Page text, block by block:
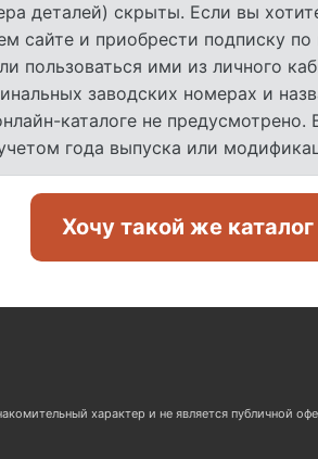
деталей) скрыты. Если вы
сайте и приобрести подписку
пользоваться ими из личного
заводских номерах и
каталоге не
года выпуска или
Хочу такой же
характер и не является публичной